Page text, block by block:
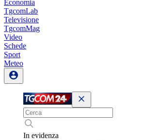
Economia
TgcomLab
Televisione
TgcomMag
Video
Schede
Sport
Meteo
In evidenza